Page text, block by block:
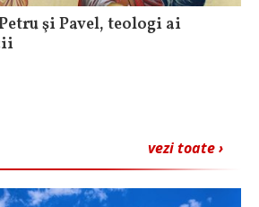
şi Pavel, teologi ai
vezi toate ›